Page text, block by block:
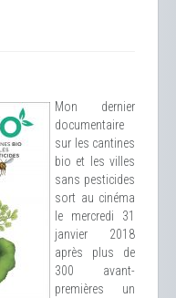
Mon dernier
documentaire
sur les cantines
bio et les villes
sans pesticides
sort au cinéma
le mercredi 31
janvier 2018
après plus de
300 avant-
premières un